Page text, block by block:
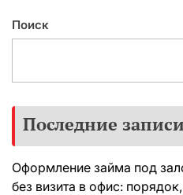
Поиск
Последние записи
Оформление займа под
без визита в офис: